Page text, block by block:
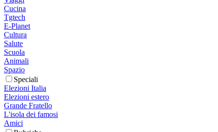
Cucina
Tgtech
E-Planet
Cultura
Salute
Scuola
Animali
Spazio
Speciali
Elezioni Italia
Elezioni estero
Grande Fratello
L'isola dei famosi
Amici